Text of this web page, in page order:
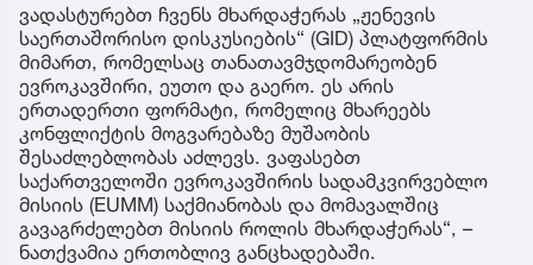
ვადასტურებთ ჩვენს მხარდაჭერას „ჟენევის
საერთაშორისო დისკუსიების“ (GID) პლატფორმის
მიმართ, რომელსაც თანათავმჯდომარეობენ
ევროკავშირი, ეუთო და გაერო. ეს არის
ერთადერთი ფორმატი, რომელიც მხარეებს
კონფლიქტის მოგვარებაზე მუშაობის
შესაძლებლობას აძლევს. ვაფასებთ
საქართველოში ევროკავშირის სადამკვირვებლო
მისიის (EUMM) საქმიანობას და მომავალშიც
გავაგრძელებთ მისიის როლის მხარდაჭერას“, –
ნათქვამია ერთობლივ განცხადებაში.